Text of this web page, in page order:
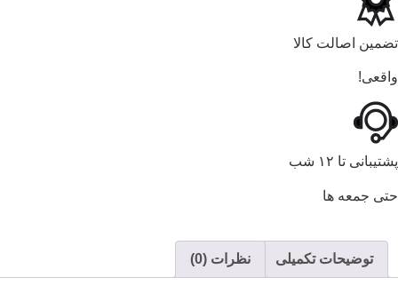
تضمین اصالت کالا
واقعی!
پشتیبانی تا ۱۲ شب
حتی جمعه ها
توضیحات تکمیلی نظرات (0)